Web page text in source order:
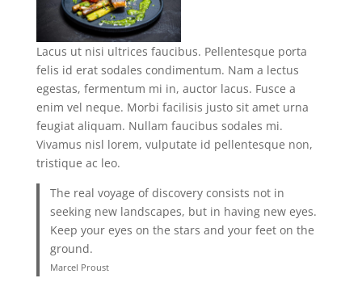
Lacus ut nisi ultrices faucibus. Pellentesque porta
felis id erat sodales condimentum. Nam a lectus
egestas, fermentum mi in, auctor lacus. Fusce a
enim vel neque. Morbi facilisis justo sit amet urna
feugiat aliquam. Nullam faucibus sodales mi.
Vivamus nisl lorem, vulputate id pellentesque non,
tristique ac leo.
The real voyage of discovery consists not in
seeking new landscapes, but in having new eyes.
Keep your eyes on the stars and your feet on the
ground.
Marcel Proust